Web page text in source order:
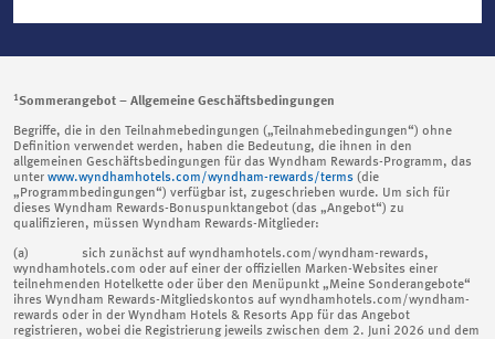
1Sommerangebot – Allgemeine Geschäftsbedingungen
Begriffe, die in den Teilnahmebedingungen („Teilnahmebedingungen“) ohne
Definition verwendet werden, haben die Bedeutung, die ihnen in den
allgemeinen Geschäftsbedingungen für das Wyndham Rewards-Programm, das
unter www.wyndhamhotels.com/wyndham-rewards/terms (die
„Programmbedingungen“) verfügbar ist, zugeschrieben wurde. Um sich für
dieses Wyndham Rewards-Bonuspunktangebot (das „Angebot“) zu
qualifizieren, müssen Wyndham Rewards-Mitglieder:
(a) sich zunächst auf wyndhamhotels.com/wyndham-rewards,
wyndhamhotels.com oder auf einer der offiziellen Marken-Websites einer
teilnehmenden Hotelkette oder über den Menüpunkt „Meine Sonderangebote“
ihres Wyndham Rewards-Mitgliedskontos auf wyndhamhotels.com/wyndham-
rewards oder in der Wyndham Hotels & Resorts App für das Angebot
registrieren, wobei die Registrierung jeweils zwischen dem 2. Juni 2026 und dem